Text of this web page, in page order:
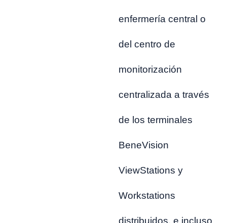
enfermería central o
del centro de
monitorización
centralizada a través
de los terminales
BeneVision
ViewStations y
Workstations